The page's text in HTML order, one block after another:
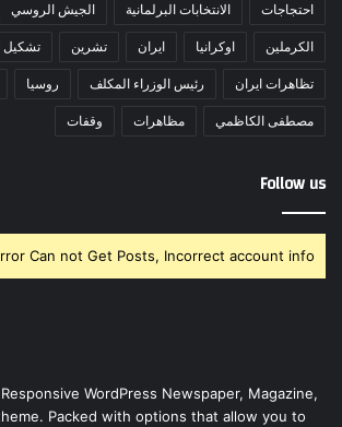
احتجاجات الانتخابات البرلمانية الجيش الروسي
الكرملين اوكرانيا ايران تشرين تشكيل
تظاهرات ايران رئيس الوزراء المكلف روسيا
مصطفى الكاظمي مظاهرات وقفات
Follow us
Can not Get Posts, Incorrect account info.
WordPress Newspaper, Magazine,
Packed with options that allow you to